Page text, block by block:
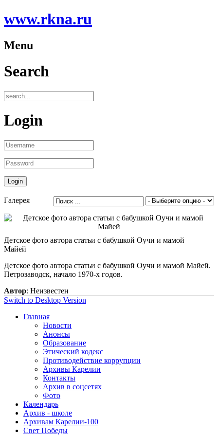
www.rkna.ru
Menu
Search
Login
Галерея
Детское фото автора статьи с бабушкой Оучи и мамой
Майей
Детское фото автора статьи с бабушкой Оучи и мамой Майей.
Петрозаводск, начало 1970-х годов.
Автор: Неизвестен
Switch to Desktop Version
Главная
Новости
Анонсы
Образование
Этический кодекс
Противодействие коррупции
Архивы Карелии
Контакты
Архив в соцсетях
Фото
Календарь
Архив - школе
Архивам Карелии-100
Свет Победы